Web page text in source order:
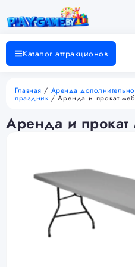
Каталог аттракционов
Главная / Аренда
праздник / Аренда и прокат
Аренда и прокат